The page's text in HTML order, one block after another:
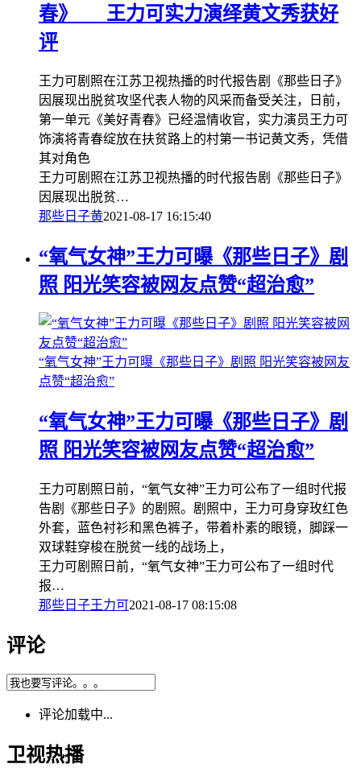
春》 王力可实力演绎黄文秀获好
评
王力可剧照在江苏卫视热播的时代报告剧《那些日子》
因展现出脱贫攻坚代表人物的风采而备受关注，日前，
第一单元《美好青春》已经温情收官，实力演员王力可
饰演将青春绽放在扶贫路上的村第一书记黄文秀，凭借
其对角色
王力可剧照在江苏卫视热播的时代报告剧《那些日子》
因展现出脱贫…
那些日子黄2021-08-17 16:15:40
“氧气女神”王力可曝《那些日子》剧
照 阳光笑容被网友点赞“超治愈”
“氧气女神”王力可曝《那些日子》剧照 阳光笑容被网友
点赞“超治愈”
“氧气女神”王力可曝《那些日子》剧
照 阳光笑容被网友点赞“超治愈”
王力可剧照日前，“氧气女神”王力可公布了一组时代报
告剧《那些日子》的剧照。剧照中，王力可身穿玫红色
外套，蓝色衬衫和黑色裤子，带着朴素的眼镜，脚踩一
双球鞋穿梭在脱贫一线的战场上，
王力可剧照日前，“氧气女神”王力可公布了一组时代
报…
那些日子王力可2021-08-17 08:15:08
评论
评论加载中...
卫视热播